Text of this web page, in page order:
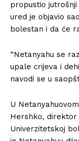
propustio
ured je objavio
bolestan i da će
“Netanyahu se
upale crijeva i
navodi se u
U
Hershko, direktor
Univerzitetskoj